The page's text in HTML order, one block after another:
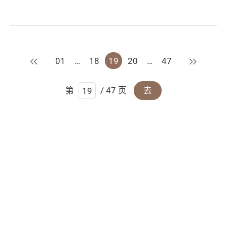
上一页
01 … 18 19 20 … 47 下一页
第 / 47 页 去